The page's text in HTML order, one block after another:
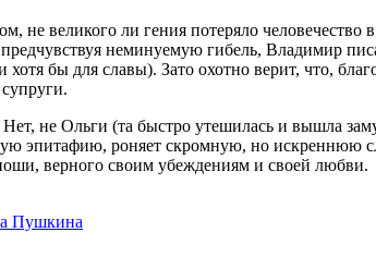
не великого ли гения потеряло
неминуемую гибель, Владимир
бы для славы). Зато охотно верит, что,
не Ольги (та быстро утешилась и вышла
эпитафию, роняет скромную, но искреннюю
верного своим убеждениям и своей любви.
Пушкина